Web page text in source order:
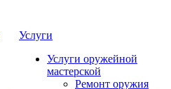
Услуги
Услуги оружейной
мастерской
Ремонт оружия